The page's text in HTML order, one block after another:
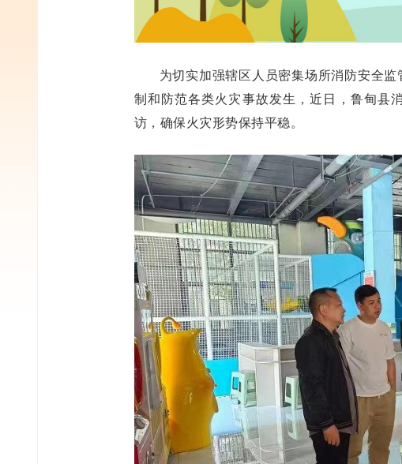
为切实加强辖区人员密集场所消防安全
制和防范各类火灾事故发生，近日，鲁甸县
访，确保火灾形势保持平稳。